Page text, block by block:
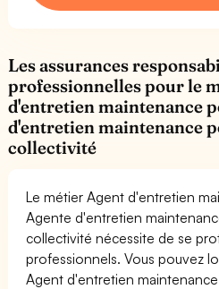
Les assurances
professionnelles pour le
d'entretien maintenance
d'entretien maintenance
collectivité
Le métier Agent d'entretien
Agente d'entretien
collectivité nécessite de se
professionnels. Vous pouvez
Agent d'entretien